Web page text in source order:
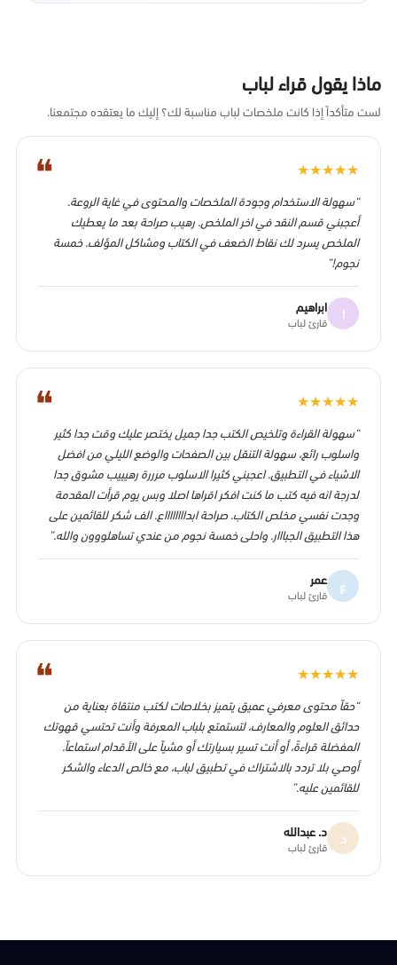
ماذا يقول قراء لباب
لست متأكداً إذا كانت ملخصات لباب مناسبة لك؟ إليك ما يعتقده مجتمعنا.
❝ ★
★
★
★
★
“سهولة الاستخدام وجودة الملخصات والمحتوى في غاية الروعة.
أعجبني قسم النقد في اخر الملخص. رهيب صراحة بعد ما يعطيك
الملخص يسرد لك نقاط الضعف في الكتاب ومشاكل المؤلف. خمسة
نجوم!”
ا ابراهيم
قارئ لباب
❝ ★
★
★
★
★
“سهولة القراءة وتلخيص الكتب جدا جميل يختصر عليك وقت جدا كثير
واسلوب رائع، سهولة التنقل بين الصفحات والوضع الليلي من افضل
الاشياء في التطبيق. اعجبني كثيرا الاسلوب مرررة رهيييب مشوق جدا
لدرجة انه فيه كتب ما كنت افكر اقراها اصلا وبس يوم قرأت المقدمة
وجدت نفسي مخلص الكتاب. صراحة ابدااااااااع. الف شكر للقائمين على
هذا التطبيق الجبااار. واحلى خمسة نجوم من عندي تساهلووون والله.”
ع عمر
قارئ لباب
❝ ★
★
★
★
★
“حقاً محتوى معرفي عميق يتميز بخلاصات لكتب منتقاة بعناية من
حدائق العلوم والمعارف، لتستمتع بلباب المعرفة وأنت تحتسي قهوتك
المفضلة قراءةً، أو أنت تسير بسيارتك أو مشياً على الأقدام استماعاً.
أوصي بلا تردد بالاشتراك في تطبيق لباب، مع خالص الدعاء والشكر
للقائمين عليه.”
د د. عبدالله
قارئ لباب